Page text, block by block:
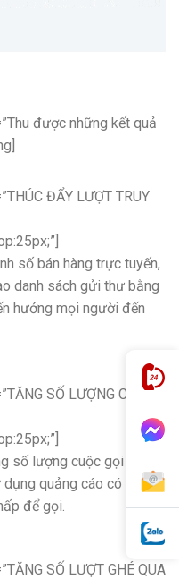
được những kết quả
ĐẨY LƯỢT TRUY
số bán hàng trực tuyến,
danh sách gửi thư bằng
hướng mọi người đến
SỐ LƯỢNG CUỘC
số lượng cuộc gọi điện
quảng cáo có hiển
để gọi.
SỐ LƯỢT GHÉ QUA